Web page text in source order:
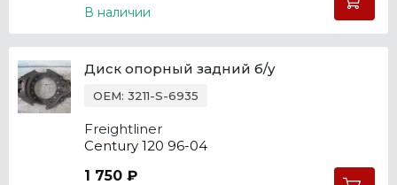
В наличии
Диск опорный задний б/у
OEM: 3211-S-6935
Freightliner
Century 120 96-04
1 750 ₽